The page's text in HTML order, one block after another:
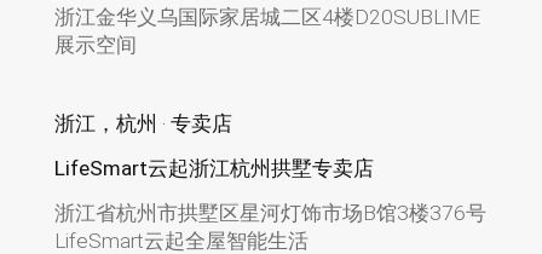
浙江金华义乌国际家居城二区4楼D20SUBLIME
展示空间
浙江，杭州 · 专卖店
LifeSmart云起浙江杭州拱墅专卖店
浙江省杭州市拱墅区星河灯饰市场B馆3楼376号
LifeSmart云起全屋智能生活